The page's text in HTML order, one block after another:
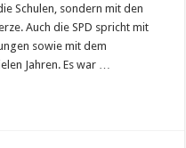
Schulen, sondern mit den
Auch die SPD spricht mit
sowie mit dem
Jahren. Es war …